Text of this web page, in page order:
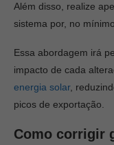
Além disso, realize
sistema por, no
Essa abordagem irá
impacto de cada
energia solar,
picos de exportação.
Como corrigir